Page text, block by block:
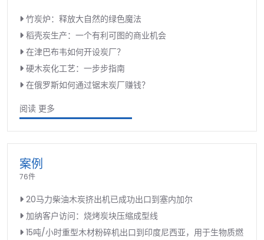
竹炭炉：释放大自然的绿色魔法
稻壳炭生产：一个有利可图的商业机会
在津巴布韦如何开设炭厂？
硬木炭化工艺：一步步指南
在俄罗斯如何通过锯末炭厂赚钱？
阅读 更多
案例
76件
20马力柴油木炭挤出机已成功出口到塞内加尔
加纳客户访问：烧烤炭块压缩成型线
15吨/小时重型木材粉碎机出口到印度尼西亚，用于生物质燃